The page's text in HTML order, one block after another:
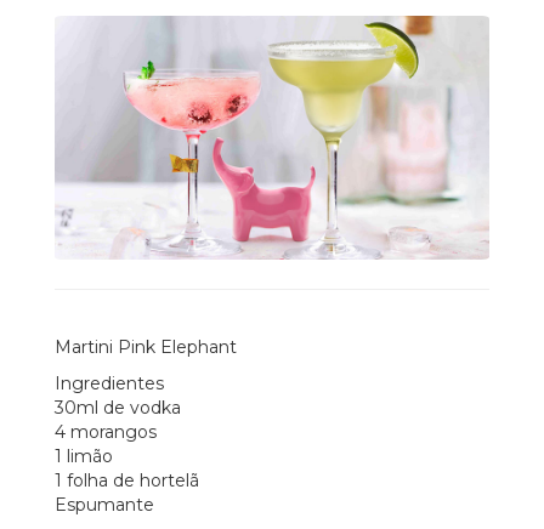
Martini Pink Elephant
Ingredientes
30ml de vodka
4 morangos
1 limão
1 folha de hortelã
Espumante